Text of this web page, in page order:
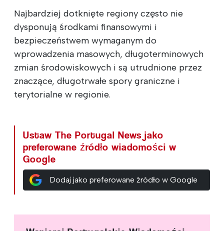
Najbardziej dotknięte regiony często nie
dysponują środkami finansowymi i
bezpieczeństwem wymaganym do
wprowadzenia masowych, długoterminowych
zmian środowiskowych i są utrudnione przez
znaczące, długotrwałe spory graniczne i
terytorialne w regionie.
Ustaw The Portugal News jako
preferowane źródło wiadomości w
Google
Dodaj jako preferowane źródło w Google